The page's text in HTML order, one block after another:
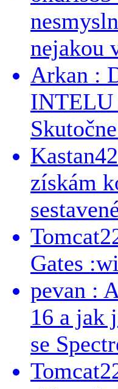
nejakou
Arkan :
INTELU
získám
Gates
pevan :
16 a jak
se